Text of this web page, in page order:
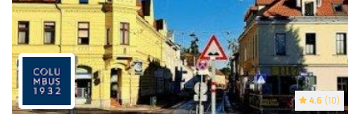
4.6 (10)